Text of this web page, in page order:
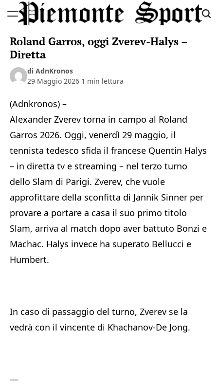
to
Sport
Roland Garros, oggi Zverev-Halys –
Diretta
di AdnKronos
29 Maggio 2026 1 min lettura
(Adnkronos) –
Alexander Zverev torna in campo al Roland
Garros 2026. Oggi, venerdì 29 maggio, il
tennista tedesco sfida il francese Quentin Halys
– in diretta tv e streaming – nel terzo turno
dello Slam di Parigi. Zverev, che vuole
approfittare della sconfitta di Jannik Sinner per
provare a portare a casa il suo primo titolo
Slam, arriva al match dopo aver battuto Bonzi e
Machac. Halys invece ha superato Bellucci e
Humbert.
In caso di passaggio del turno, Zverev se la
vedrà con il vincente di Khachanov-De Jong.
—